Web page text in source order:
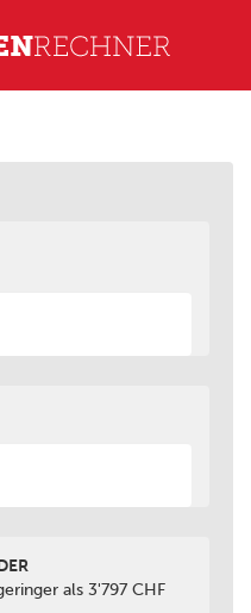
als 3'797 CHF